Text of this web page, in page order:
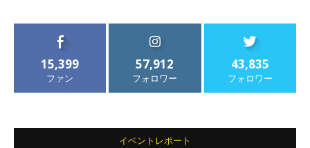
15,399
ファン
57,912
フォロワー
43,835
フォロワー
イベントレポート